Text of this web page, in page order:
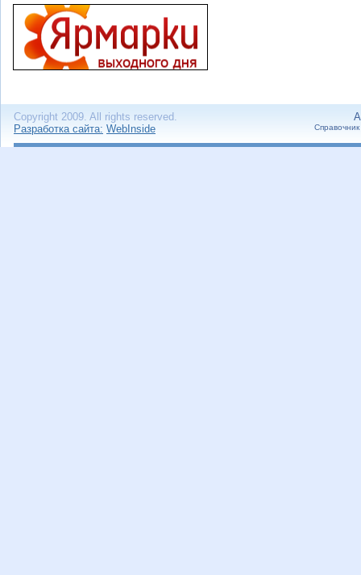
Copyright 2009. All rights reserved.
Разработка сайта: WebInside